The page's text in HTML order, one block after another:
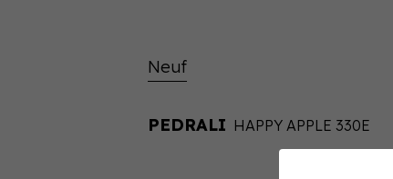
Neuf
PEDRALI HAPPY APPLE 330E